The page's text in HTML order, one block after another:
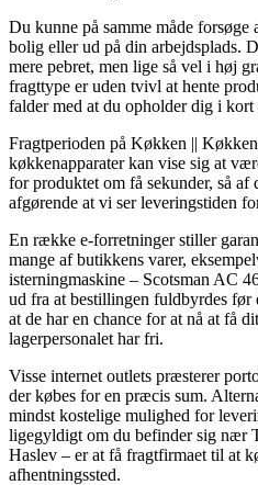
Du kunne på samme måde
bolig eller ud på din arbejdsplads.
mere pebret, men lige så vel i høj
fragttype er uden tvivl at hente
falder med at du opholder dig i kort
Fragtperioden på Køkken ||
køkkenapparater kan vise sig at
for produktet om få sekunder, så af
afgørende at vi ser leveringstiden
En række e-forretninger stiller
mange af butikkens varer,
isterningmaskine – Scotsman AC
ud fra at bestillingen fuldbyrdes
at de har en chance for at nå at få
lagerpersonalet har fri.
Visse internet outlets præsterer
der købes for en præcis sum.
mindst kostelige mulighed for
ligegyldigt om du befinder sig nær
Haslev – er at få fragtfirmaet til at
afhentningssted.